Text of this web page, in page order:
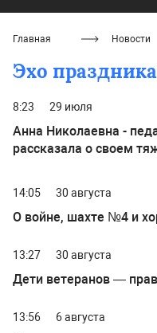
Главная Новости
Эхо праздника
8:23 29 июля
Анна Николаевна -
рассказала о своем
14:05 30 августа
О войне, шахте №4 и
13:27 30 августа
Дети
13:56 6 августа